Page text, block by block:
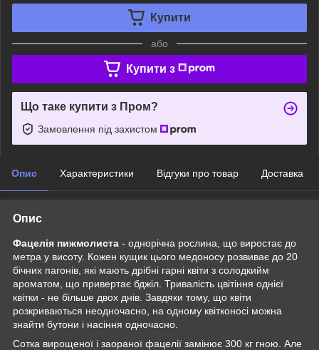
Купити
або
Купити з
Що таке купити з Пром?
Замовлення під захистом
Опис Характеристики Відгуки про товар Доставка
Опис
Фацелія пижмолиста - однорічна рослина, що виростає до
метра у висоту. Кожен кущик цього медоносу розвиває до 20
бічних пагонів, які мають дрібні гарні квіти з солодкийм
ароматом, що привертає бджіл. Тривалість цвітіння однієї
квітки - не більше двох днів. Завдяки тому, що квіти
розкриваються неодночасно, на одному квітконосі можна
знайти бутони і насіння одночасно.
Сотка вирощеної і заораної фацелії замінює 300 кг гною. Але